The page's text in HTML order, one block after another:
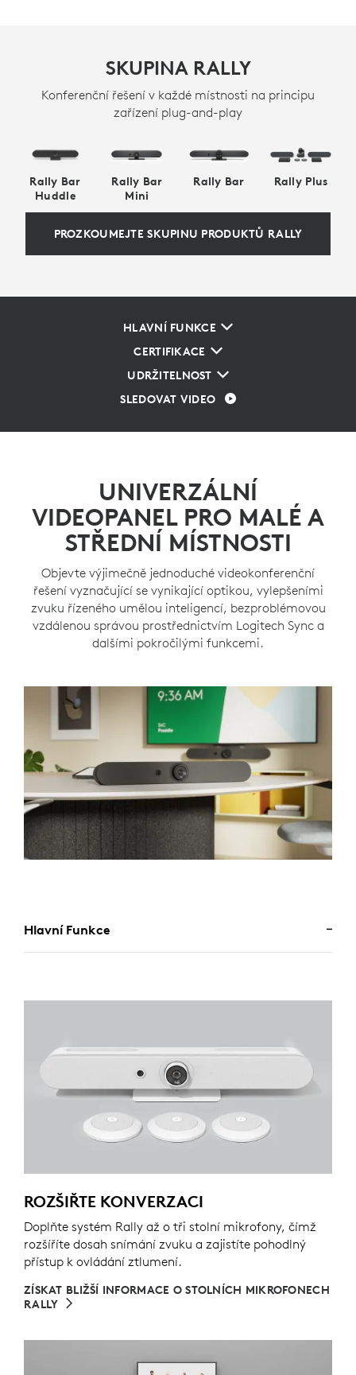
SKUPINA RALLY
Konferenční řešení v každé místnosti na principu
zařízení plug-and-play
Rally Bar
Huddle
Rally Bar
Mini
Rally Bar Rally Plus
PROZKOUMEJTE SKUPINU PRODUKTŮ RALLY
HLAVNÍ FUNKCE
CERTIFIKACE
UDRŽITELNOST
SLEDOVAT VIDEO
UNIVERZÁLNÍ
VIDEOPANEL PRO MALÉ A
STŘEDNÍ MÍSTNOSTI
Objevte výjimečně jednoduché videokonferenční
řešení vyznačující se vynikající optikou, vylepšeními
zvuku řízeného umělou inteligencí, bezproblémovou
vzdálenou správou prostřednictvím Logitech Sync a
dalšími pokročilými funkcemi.
Hlavní Funkce
ROZŠIŘTE KONVERZACI
Doplňte systém Rally až o tři stolní mikrofony, čímž
rozšíříte dosah snímání zvuku a zajistíte pohodlný
přístup k ovládání ztlumení.
ZÍSKAT BLIŽŠÍ INFORMACE O STOLNÍCH MIKROFONECH
RALLY